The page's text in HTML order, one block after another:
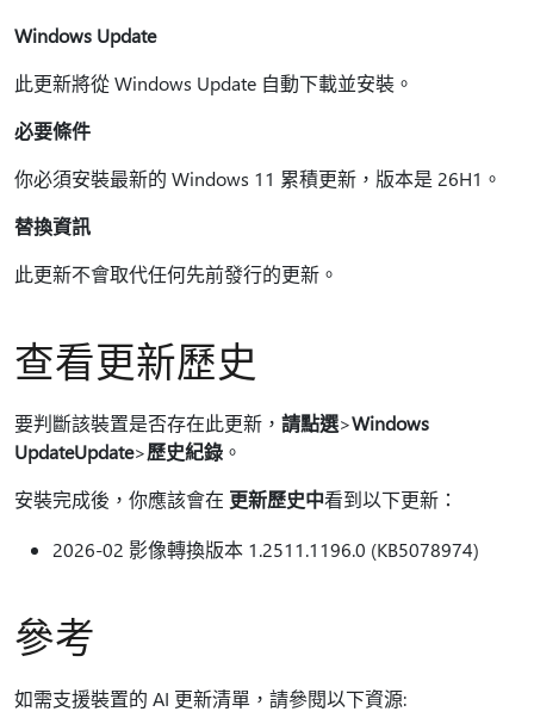
Windows Update
此更新將從 Windows Update 自動下載並安裝。
必要條件
你必須安裝最新的 Windows 11 累積更新，版本是 26H1。
替換資訊
此更新不會取代任何先前發行的更新。
查看更新歷史
要判斷該裝置是否存在此更新， 請點選>Windows
UpdateUpdate>歷史紀錄 。
安裝完成後，你應該會在 更新歷史中看到以下更新：
2026-02 影像轉換版本 1.2511.1196.0 (KB5078974)
參考
如需支援裝置的 AI 更新清單，請參閱以下資源: